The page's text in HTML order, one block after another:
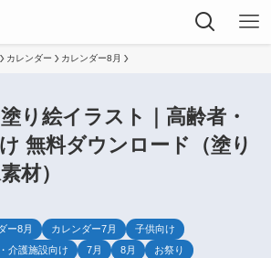
カレンダー カレンダー8月
り絵イラスト｜高齢者・
無料ダウンロード（塗り
材）
ー8月 カレンダー7月
子供向け
介護施設向け 7月 8月
お祭り